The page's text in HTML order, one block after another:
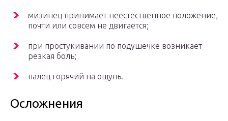
мизинец принимает неестественное положение,
почти или совсем не двигается;
при простукивании по подушечке возникает
резкая боль;
палец горячий на ощупь.
Осложнения